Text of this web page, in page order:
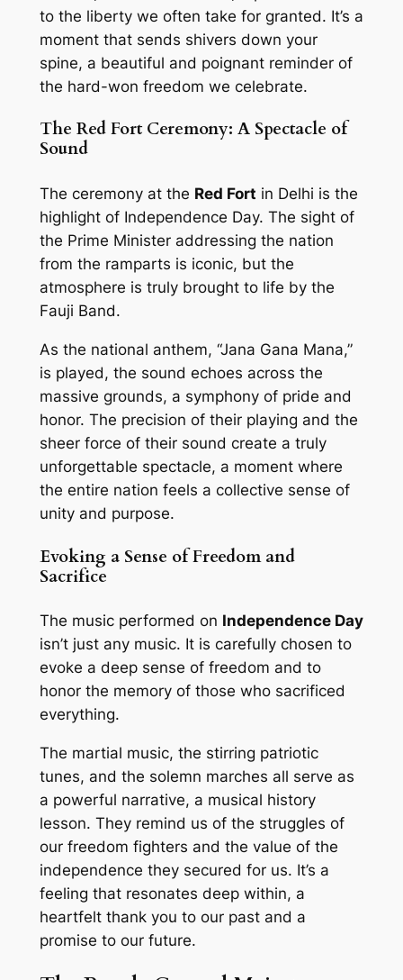
to the liberty we often take for granted. It’s a
moment that sends shivers down your
spine, a beautiful and poignant reminder of
the hard-won freedom we celebrate.
The Red Fort Ceremony: A Spectacle of
Sound
The ceremony at the Red Fort in Delhi is the
highlight of Independence Day. The sight of
the Prime Minister addressing the nation
from the ramparts is iconic, but the
atmosphere is truly brought to life by the
Fauji Band.
As the national anthem, “Jana Gana Mana,”
is played, the sound echoes across the
massive grounds, a symphony of pride and
honor. The precision of their playing and the
sheer force of their sound create a truly
unforgettable spectacle, a moment where
the entire nation feels a collective sense of
unity and purpose.
Evoking a Sense of Freedom and
Sacrifice
The music performed on Independence Day
isn’t just any music. It is carefully chosen to
evoke a deep sense of freedom and to
honor the memory of those who sacrificed
everything.
The martial music, the stirring patriotic
tunes, and the solemn marches all serve as
a powerful narrative, a musical history
lesson. They remind us of the struggles of
our freedom fighters and the value of the
independence they secured for us. It’s a
feeling that resonates deep within, a
heartfelt thank you to our past and a
promise to our future.